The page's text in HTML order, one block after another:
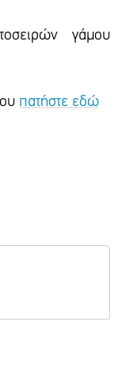
γάμου
πατήστε εδώ